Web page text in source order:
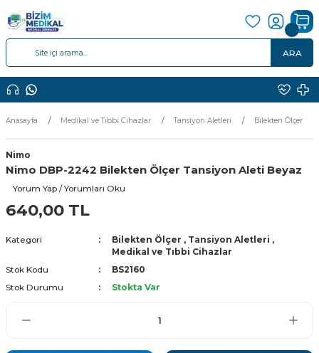
ARA
Anasayfa Medikal ve Tıbbi Cihazlar Tansiyon Aletleri Bilekten Ölçer
Nimo
Nimo DBP-2242 Bilekten Ölçer Tansiyon Aleti Beyaz
Yorum Yap / Yorumları Oku
640,00 TL
Kategori Bilekten Ölçer , Tansiyon Aletleri ,
Medikal ve Tıbbi Cihazlar
Stok Kodu
BS2160
Stok Durumu
Stokta Var